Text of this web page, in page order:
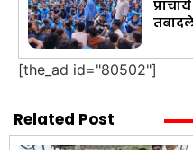
[the_ad id="80502"]
Related Post